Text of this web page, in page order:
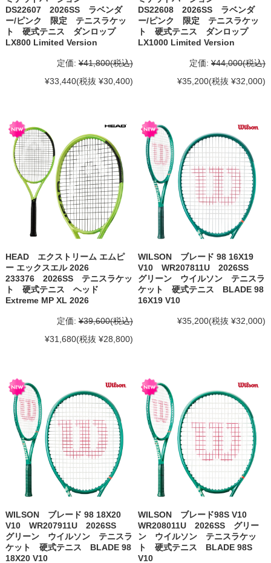
DS22607 2026SS ラベンダ
ー/ピンク 限定 テニスラケッ
ト 硬式テニス ダンロップ
LX800 Limited Version
定価: ¥41,800(税込)
¥33,440(税抜 ¥30,400)
DS22608 2026SS ラベンダ
ー/ピンク 限定 テニスラケッ
ト 硬式テニス ダンロップ
LX1000 Limited Version
定価: ¥44,000(税込)
¥35,200(税抜 ¥32,000)
HEAD エクストリーム エムピ
ー エックスエル 2026
233376 2026SS テニスラケッ
ト 硬式テニス ヘッド
Extreme MP XL 2026
定価: ¥39,600(税込)
¥31,680(税抜 ¥28,800)
WILSON ブレード 98 16X19
V10 WR207811U 2026SS
グリーン ウイルソン テニスラ
ケット 硬式テニス BLADE 98
16X19 V10
¥35,200(税抜 ¥32,000)
WILSON ブレード 98 18X20
V10 WR207911U 2026SS
グリーン ウイルソン テニスラ
ケット 硬式テニス BLADE 98
18X20 V10
WILSON ブレード98S V10
WR208011U 2026SS グリー
ン ウイルソン テニスラケッ
ト 硬式テニス BLADE 98S
V10